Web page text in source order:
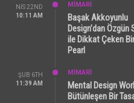
NIS 22ND
10:11 AM
MİMARİ
Başak Akkoyunlu
Design’dan
ile Dikkat Çeken
Pearl
ŞUB 6TH
11:39 AM
MİMARİ
Mental Design
Bütünleşen Bir